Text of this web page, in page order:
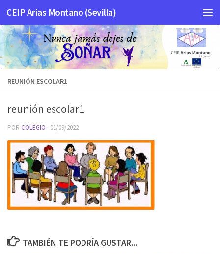
Saltar al contenido
CEIP Arias Montano (Sevilla)
REUNIÓN ESCOLAR1
reunión escolar1
POR COLEGIO · 01/09/2022
TAMBIÉN TE PODRÍA GUSTAR...